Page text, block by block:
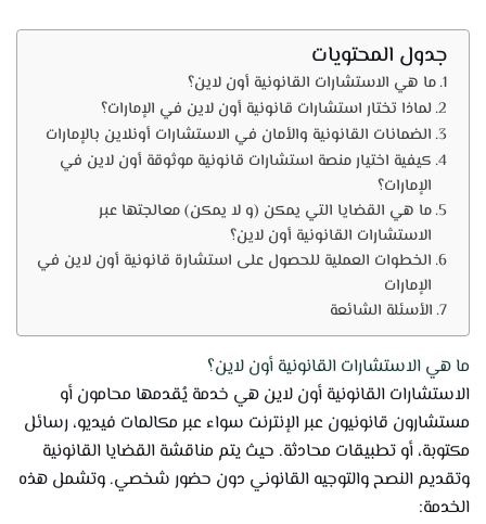
جدول المحتويات
ما هي الاستشارات القانونية أون لاين؟
لماذا تختار استشارات قانونية أون لاين في الإمارات؟
الضمانات القانونية والأمان في الاستشارات أونلاين بالإمارات
كيفية اختيار منصة استشارات قانونية موثوقة أون لاين في
الإمارات؟
ما هي القضايا التي يمكن (و لا يمكن) معالجتها عبر
الاستشارات القانونية أون لاين؟
الخطوات العملية للحصول على استشارة قانونية أون لاين في
الإمارات
الأسئلة الشائعة
ما هي الاستشارات القانونية أون لاين؟
الاستشارات القانونية أون لاين هي خدمة يُقدمها محامون أو
مستشارون قانونيون عبر الإنترنت سواء عبر مكالمات فيديو، رسائل
مكتوبة، أو تطبيقات محادثة. حيث يتم مناقشة القضايا القانونية
وتقديم النصح والتوجيه القانوني دون حضور شخصي. وتشمل هذه
الخدمة: